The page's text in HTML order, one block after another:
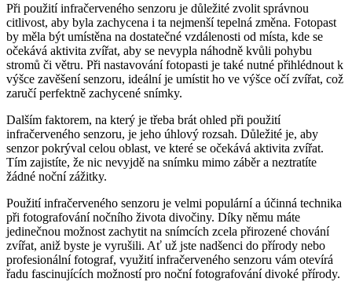
Při použití infračerveného senzoru je důležité zvolit správnou
citlivost, aby byla zachycena i ta nejmenší tepelná změna. Fotopast
by měla být umístěna na dostatečné vzdálenosti od místa, kde se
očekává aktivita zvířat, aby se nevypla náhodně kvůli pohybu
stromů či větru. Při nastavování fotopasti je také nutné přihlédnout k
výšce zavěšení senzoru, ideální je umístit ho ve výšce očí zvířat, což
zaručí perfektně zachycené snímky.
Dalším faktorem, na který je třeba brát ohled při použití
infračerveného senzoru, je jeho úhlový rozsah. Důležité je, aby
senzor pokrýval celou oblast, ve které se očekává aktivita zvířat.
Tím zajistíte, že nic nevyjdě na snímku mimo záběr a neztratíte
žádné noční zážitky.
Použití infračerveného senzoru je velmi populární a účinná technika
při fotografování nočního života divočiny. Díky němu máte
jedinečnou možnost zachytit na snímcích zcela přirozené chování
zvířat, aniž byste je vyrušili. Ať už jste nadšenci do přírody nebo
profesionální fotograf, využití infračerveného senzoru vám otevírá
řadu fascinujících možností pro noční fotografování divoké přírody.